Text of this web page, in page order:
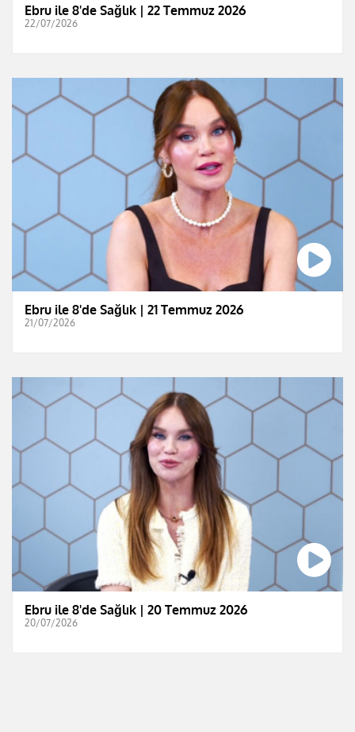
Ebru ile 8'de Sağlık | 22 Temmuz 2026
22/07/2026
Ebru ile 8'de Sağlık | 21 Temmuz 2026
21/07/2026
Ebru ile 8'de Sağlık | 20 Temmuz 2026
20/07/2026